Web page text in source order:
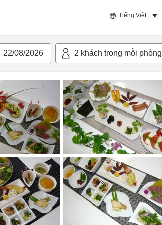
Tiếng Việt
22/08/2026 2 khách trong mỗi phòng